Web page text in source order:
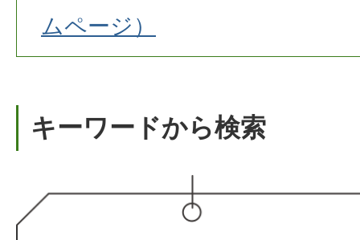
ムページ）
キーワードから検索